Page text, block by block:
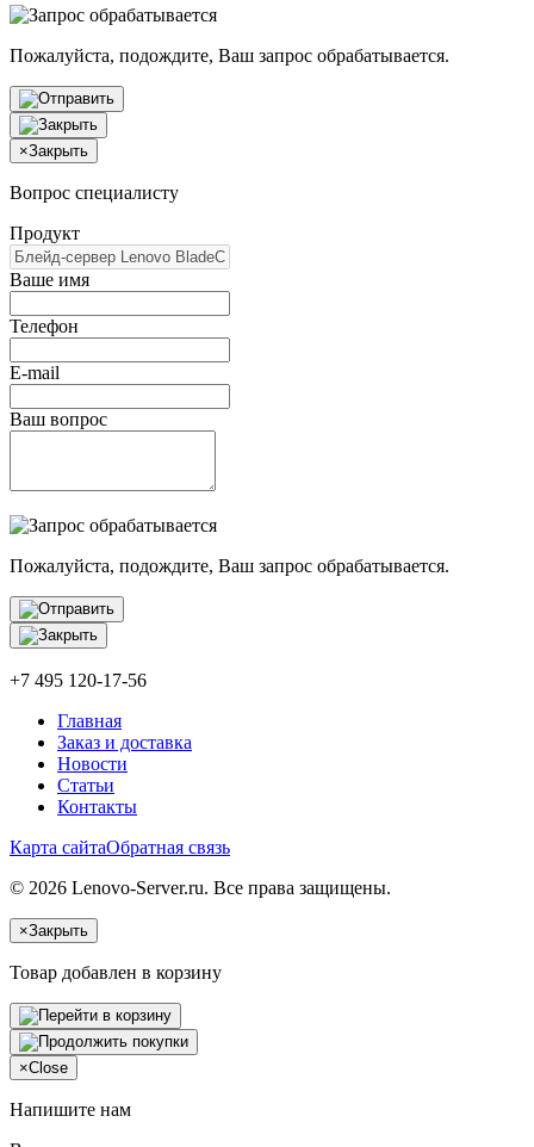
Пожалуйста, подождите, Ваш запрос обрабатывается.
×Закрыть
Вопрос специалисту
Продукт
Ваше имя
Телефон
E-mail
Ваш вопрос
Пожалуйста, подождите, Ваш запрос обрабатывается.
+7 495 120-17-56
Главная
Заказ и доставка
Новости
Статьи
Контакты
Карта сайтаОбратная связь
© 2026 Lenovo-Server.ru. Все права защищены.
×Закрыть
Товар добавлен в корзину
×Close
Напишите нам